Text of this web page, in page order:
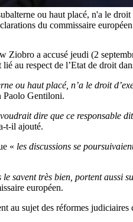
ou haut placé, n'a le
du commissaire
Ziobro a accusé jeudi (2
au respect de l’Etat de droit
ou haut placé, n’a le droit
Paolo Gentiloni.
dire que ce responsable
t-il ajouté.
« les discussions se
savent très bien, portent aussi
européen.
au sujet des réformes